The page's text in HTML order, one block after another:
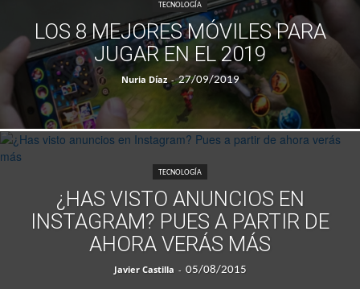
TECNOLOGÍA
LOS 8 MEJORES MÓVILES PARA
JUGAR EN EL 2019
Nuria Díaz - 27/09/2019
TECNOLOGÍA
¿HAS VISTO ANUNCIOS EN
INSTAGRAM? PUES A PARTIR DE
AHORA VERÁS MÁS
Javier Castilla - 05/08/2015